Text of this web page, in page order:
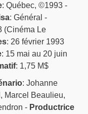
: Québec, ©1993 -
: Général -
(Cinéma Le
: 26 février 1993
: 15 mai au 20 juin
: 1,75 M$
: Johanne
Marcel Beaulieu,
- Productrice